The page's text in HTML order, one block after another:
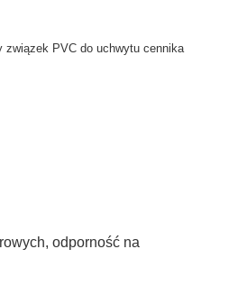
związek PVC do uchwytu cennika
odporność na